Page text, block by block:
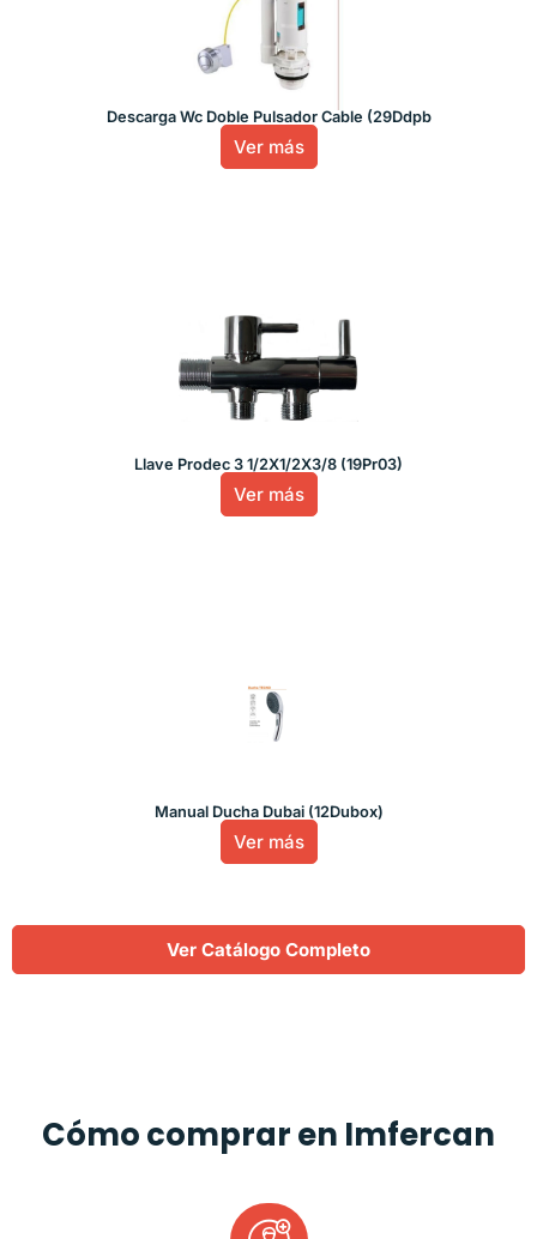
Descarga Wc Doble Pulsador Cable (29Ddpb
Ver más
Llave Prodec 3 1/2X1/2X3/8 (19Pr03)
Ver más
Manual Ducha Dubai (12Dubox)
Ver más
Ver Catálogo Completo
Cómo comprar en Imfercan